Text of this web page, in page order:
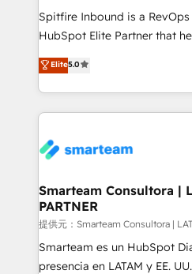
Spitfire Inbound is a
HubSpot Elite Partner that
design predictable, scalable
strategies. With offices in
we take a RevOps-led
marketing & service, breaks
confidence. We deliver end to end strategy and
and technology around a
support sustainable growth
making. Working with clients locally and globally, our
expertise includes HubSpot
implementation, automation,
Elite5.0
Smarteam Consultora |
PARTNER
提供元：Smarteam Consultora |
Smarteam es un HubSpot
presencia en LATAM y EE.